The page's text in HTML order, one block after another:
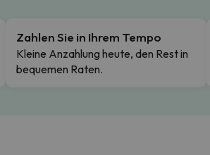
Zahlen Sie in Ihrem Tempo
Kleine Anzahlung heute, den Rest in
bequemen Raten.